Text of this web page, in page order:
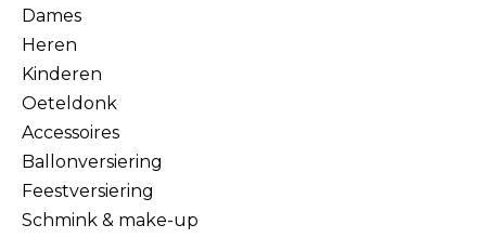
Dames
Heren
Kinderen
Oeteldonk
Accessoires
Ballonversiering
Feestversiering
Schmink & make-up